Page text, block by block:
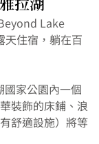
Lake
住宿，躺在百
家公園內一個
裝飾的床鋪、浪
舒適設施）將等